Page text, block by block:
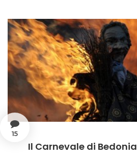
15
Il Carnevale di Bedonia